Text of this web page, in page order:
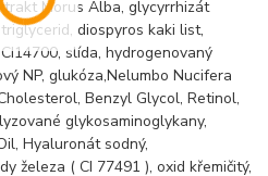
Morus Alba, glycyrrhizát
diospyros kaki list,
slída, hydrogenovaný
NP, glukóza,Nelumbo Nucifera
Benzyl Glycol, Retinol,
glykosaminoglykany,
Hyaluronát sodný,
železa ( CI 77491 ), oxid křemičitý,